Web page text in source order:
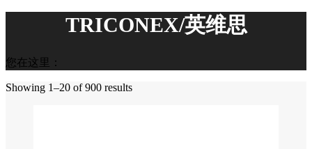
TRICONEX/英维思
您在这里：
Showing 1–20 of 900 results